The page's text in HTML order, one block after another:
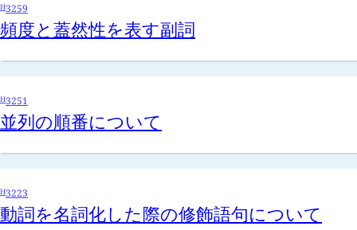
H3259
頻度と蓋然性を表す副詞
H3251
並列の順番について
H3223
動詞を名詞化した際の修飾語句について